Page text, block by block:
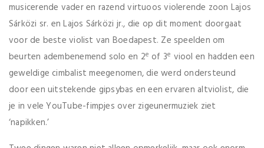
musicerende vader en razend virtuoos violerende zoon Lajos
Sárközi sr. en Lajos Sárközi jr., die op dit moment doorgaat
voor de beste violist van Boedapest. Ze speelden om
beurten adembenemend solo en 2e of 3e viool en hadden een
geweldige cimbalist meegenomen, die werd ondersteund
door een uitstekende gipsybas en een ervaren altviolist, die
je in vele YouTube-fimpjes over zigeunermuziek ziet
‘napikken.’